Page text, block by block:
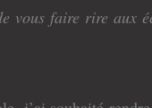
vous faire rire aux